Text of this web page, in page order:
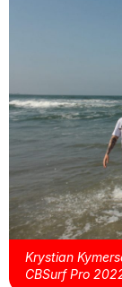
Krystian
CBSurf Pro